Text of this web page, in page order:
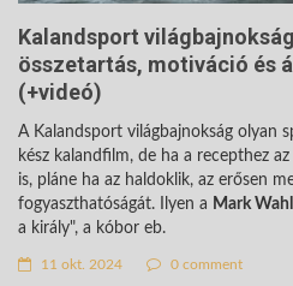
Kalandsport
összetartás, motiváció és
(+videó)
A Kalandsport világbajnokság olyan
kész kalandfilm, de ha a recepthez
is, pláne ha az haldoklik, az erősen
fogyaszthatóságát. Ilyen a Mark
a király", a kóbor eb.
11 okt. 2024 0 comment